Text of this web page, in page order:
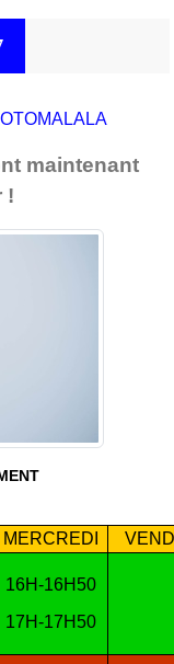
maintenant
!
MERCREDI
16H-16H50
17H-17H50